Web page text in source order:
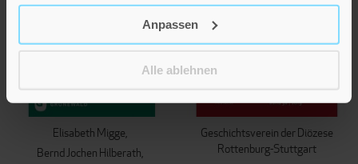
Anpassen
Alle ablehnen
Elisabeth Migge
Bernd Jochen Hilberath
Geschichtsverein der Diözese
Rottenburg-Stuttgart